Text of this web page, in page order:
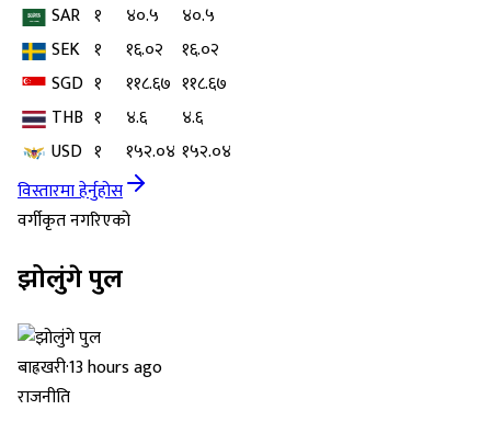
SAR १ ४०.५
४०.५
SEK १ १६.०२
१६.०२
SGD १ ११८.६७ ११८.६७
THB १ ४.६
४.६
USD १ १५२.०४ १५२.०४
विस्तारमा हेर्नुहोस
वर्गीकृत नगरिएको
झोलुंगे पुल
बाह्रखरी·13 hours ago
राजनीति